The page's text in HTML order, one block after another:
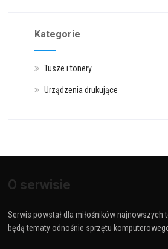
Kategorie
Tusze i tonery
Urządzenia drukujące
O serwisie
Serwis powstał dla miłośników najnowszych
będą tematy odnośnie sprzętu